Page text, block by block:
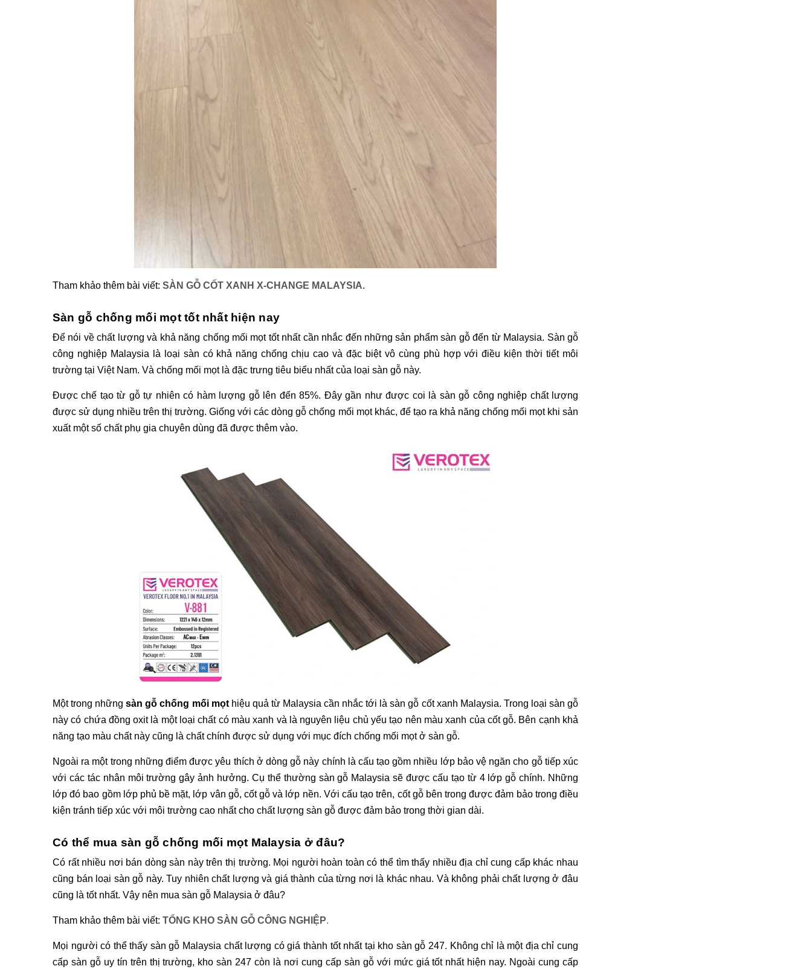
Tham khảo thêm bài viết: SÀN GỖ CỐT XANH X-CHANGE MALAYSIA.
Sàn gỗ chống mối mọt tốt nhất hiện nay
Để nói về chất lượng và khả năng chống mối mọt tốt nhất cần nhắc đến những sản phẩm sàn gỗ đến từ Malaysia. Sàn gỗ
công nghiệp Malaysia là loại sàn có khả năng chống chịu cao và đặc biệt vô cùng phù hợp với điều kiện thời tiết môi
trường tại Việt Nam. Và chống mối mọt là đặc trưng tiêu biểu nhất của loại sàn gỗ này.
Được chế tạo từ gỗ tự nhiên có hàm lượng gỗ lên đến 85%. Đây gần như được coi là sàn gỗ công nghiệp chất lượng
được sử dụng nhiều trên thị trường. Giống với các dòng gỗ chống mối mọt khác, để tạo ra khả năng chống mối mọt khi sản
xuất một số chất phụ gia chuyên dùng đã được thêm vào.
Một trong những sàn gỗ chống mối mọt hiệu quả từ Malaysia cần nhắc tới là sàn gỗ cốt xanh Malaysia. Trong loại sàn gỗ
này có chứa đồng oxit là một loại chất có màu xanh và là nguyên liệu chủ yếu tạo nên màu xanh của cốt gỗ. Bên cạnh khả
năng tạo màu chất này cũng là chất chính được sử dụng với mục đích chống mối mọt ở sàn gỗ.
Ngoài ra một trong những điểm được yêu thích ở dòng gỗ này chính là cấu tạo gồm nhiều lớp bảo vệ ngăn cho gỗ tiếp xúc
với các tác nhân môi trường gây ảnh hưởng. Cụ thể thường sàn gỗ Malaysia sẽ được cấu tạo từ 4 lớp gỗ chính. Những
lớp đó bao gồm lớp phủ bề mặt, lớp vân gỗ, cốt gỗ và lớp nền. Với cấu tạo trên, cốt gỗ bên trong được đảm bảo trong điều
kiện tránh tiếp xúc với môi trường cao nhất cho chất lượng sàn gỗ được đảm bảo trong thời gian dài.
Có thể mua sàn gỗ chống mối mọt Malaysia ở đâu?
Có rất nhiều nơi bán dòng sàn này trên thị trường. Mọi người hoàn toàn có thể tìm thấy nhiều địa chỉ cung cấp khác nhau
cũng bán loại sàn gỗ này. Tuy nhiên chất lượng và giá thành của từng nơi là khác nhau. Và không phải chất lượng ở đâu
cũng là tốt nhất. Vậy nên mua sàn gỗ Malaysia ở đâu?
Tham khảo thêm bài viết: TỔNG KHO SÀN GỖ CÔNG NGHIỆP.
Mọi người có thể thấy sàn gỗ Malaysia chất lượng có giá thành tốt nhất tại kho sàn gỗ 247. Không chỉ là một địa chỉ cung